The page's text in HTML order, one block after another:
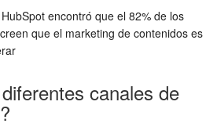
encontró que el 82% de los
que el marketing de contenidos es
canales de